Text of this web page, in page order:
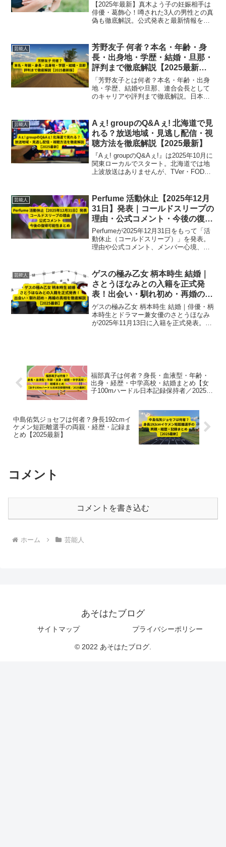
【2025年最新】真木よう子の妊娠相手は
俳優・葛飾心！噂された3人の男性との真
偽も徹底解説。公式発表と最新情報を詳
芸能人
芳野友子 何者？本名・年齢・身
長・出身地・学歴・結婚・旦那・
評判まで徹底解説【2025最新
版】
「芳野友子とは何者？本名・年齢・出身
地・学歴、結婚や旦那、連合会長として
のキャリアや評判まで徹底解説。日本初
人物像を2025年最新版で紹介。」
芸能人
Aぇ! groupのQ&Aぇ! 北海道で見
れる？放送地域・見逃し配信・視
聴方法を徹底解説【2025最新】
『Aぇ! groupのQ&Aぇ!』は2025年10月に
関東ローカルでスタート。北海道では地
上波放送はありませんが、TVer・FODな
今後の放送拡大情報も徹底解説。
芸能人
Perfume 活動休止【2025年12月
31日】発表｜コールドスリープの
理由・公式コメント・今後の復帰
可能性まとめ
Perfumeが2025年12月31日をもって「活
動休止（コールドスリープ）」を発表。
理由や公式コメント、メンバー心境、フ
来への挑戦と再始動の可能性をまとめま
した。
芸能人
ゲスの極み乙女 柄本時生 結婚｜
さとうほなみとの入籍を正式発
表！出会い・馴れ初め・再婚の真
相を徹底解説【2025最新】
ゲスの極み乙女 柄本時生 結婚｜俳優・柄
本時生とドラマー兼女優のさとうほなみ
が2025年11月13日に入籍を正式発表。出
福部真子は何者？身長・血液型・年齢・
出身・経歴・中学高校・結婚まとめ【女
子100mハードル日本記録保持者／2025最
中島佑気ジョセフは何者？身長192cmイ
ケメン短距離選手の両親・経歴・記録ま
とめ【2025最新】
コメント
コメントを書き込む
ホーム 芸能人
あそはたブログ
サイトマップ プライバシーポリシー
© 2022 あそはたブログ.